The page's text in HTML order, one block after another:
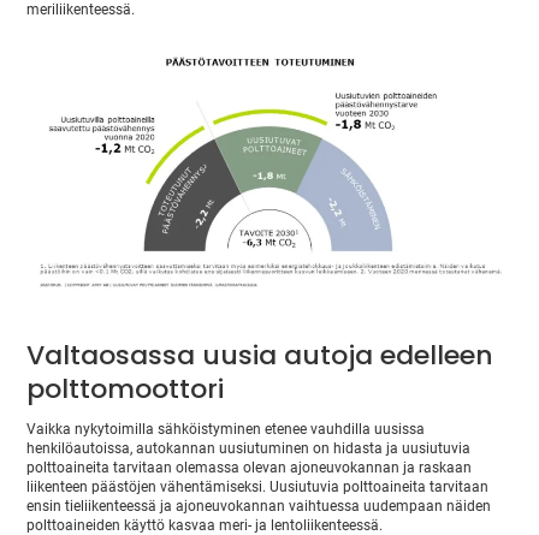
meriliikenteessä.
Valtaosassa uusia autoja edelleen
polttomoottori
Vaikka nykytoimilla sähköistyminen etenee vauhdilla uusissa
henkilöautoissa, autokannan uusiutuminen on hidasta ja uusiutuvia
polttoaineita tarvitaan olemassa olevan ajoneuvokannan ja raskaan
liikenteen päästöjen vähentämiseksi. Uusiutuvia polttoaineita tarvitaan
ensin tieliikenteessä ja ajoneuvokannan vaihtuessa uudempaan näiden
polttoaineiden käyttö kasvaa meri- ja lentoliikenteessä.